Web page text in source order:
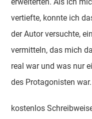
vertiefte, konnte ich
der Autor versuchte,
vermitteln, das mich
real war und was nur
des Protagonisten war.
kostenlos